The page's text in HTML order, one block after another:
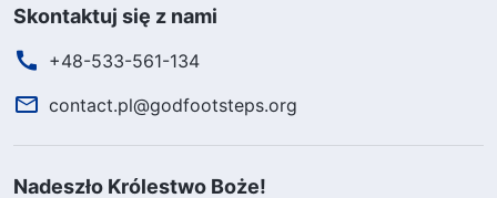
Skontaktuj się z nami
+48-533-561-134
contact.pl@godfootsteps.org
Nadeszło Królestwo Boże!